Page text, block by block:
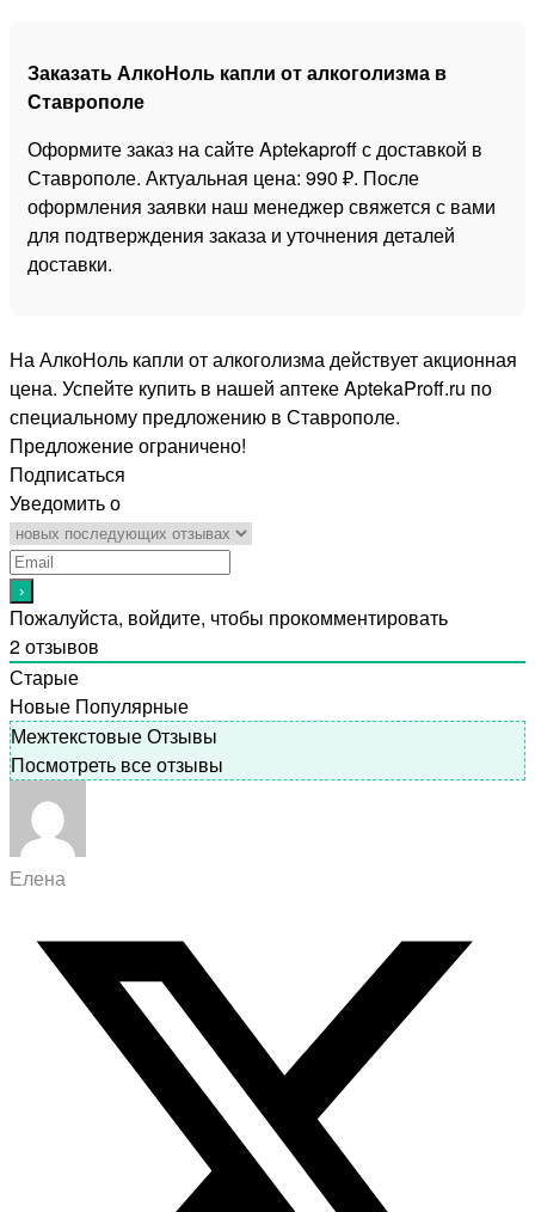
Заказать АлкоНоль капли от алкоголизма в
Ставрополе
Оформите заказ на сайте Aptekaproff с доставкой в
Ставрополе. Актуальная цена: 990 ₽. После
оформления заявки наш менеджер свяжется с вами
для подтверждения заказа и уточнения деталей
доставки.
На АлкоНоль капли от алкоголизма действует акционная
цена. Успейте купить в нашей аптеке AptekaProff.ru по
специальному предложению в Ставрополе.
Предложение ограничено!
Подписаться
Уведомить о
Пожалуйста, войдите, чтобы прокомментировать
2отзывов
Старые
Новые Популярные
Межтекстовые Отзывы
Посмотреть все отзывы
Елена